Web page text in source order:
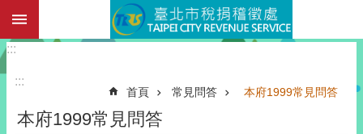
跳到主要內容區塊
:::
:::
首頁 常見問答 本府1999常見問答
本府1999常見問答